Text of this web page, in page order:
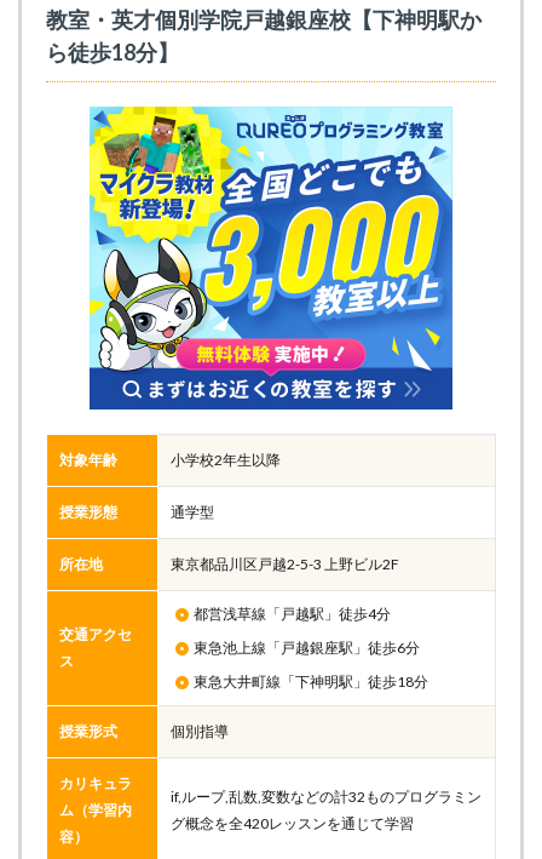
教室・英才個別学院戸越銀座校【下神明駅か
ら徒歩18分】
対象年齢 小学校2年生以降
授業形態 通学型
所在地 東京都品川区戸越2-5-3 上野ビル2F
交通アクセ
ス
都営浅草線「戸越駅」徒歩4分
東急池上線「戸越銀座駅」徒歩6分
東急大井町線「下神明駅」徒歩18分
授業形式 個別指導
カリキュラ
ム（学習内
容）
if,ループ,乱数,変数などの計32ものプログラミン
グ概念を全420レッスンを通じて学習